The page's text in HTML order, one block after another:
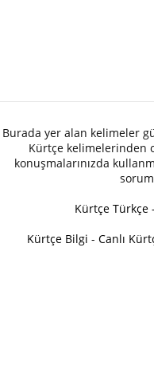
Burada yer alan kelimeler
Kürtçe kelimelerinden
konuşmalarınızda
Kürtçe Türkçe
Kürtçe Bilgi - Canlı